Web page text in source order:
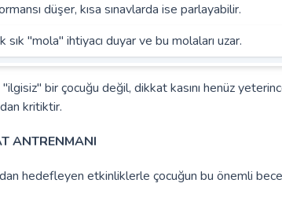
düşer, kısa sınavlarda ise parlayabilir.
sık "mola" ihtiyacı duyar ve bu molaları uzar.
bir çocuğu değil, dikkat kasını henüz
kritiktir.
ANTRENMANI
hedefleyen etkinliklerle çocuğun bu önemli